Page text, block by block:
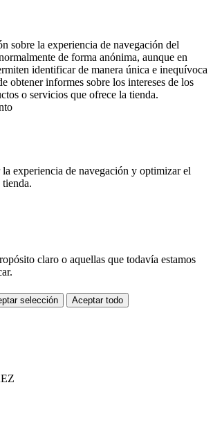
sobre la experiencia de navegación del
de forma anónima, aunque en
identificar de manera única e inequívoca
obtener informes sobre los intereses de los
o servicios que ofrece la tienda.
la experiencia de navegación y optimizar el
claro o aquellas que todavía estamos
selección Aceptar todo